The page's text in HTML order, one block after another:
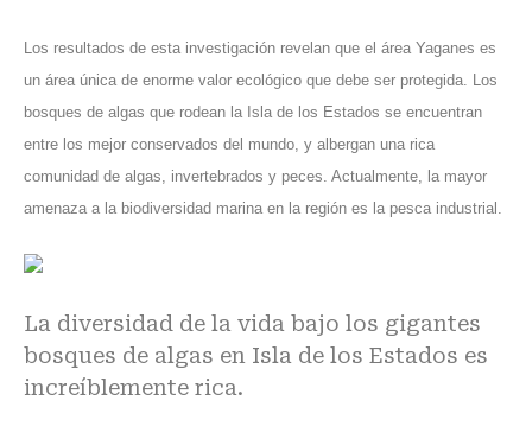
Los resultados de esta investigación revelan que el área Yaganes es
un área única de enorme valor ecológico que debe ser protegida. Los
bosques de algas que rodean la Isla de los Estados se encuentran
entre los mejor conservados del mundo, y albergan una rica
comunidad de algas, invertebrados y peces. Actualmente, la mayor
amenaza a la biodiversidad marina en la región es la pesca industrial.
La diversidad de la vida bajo los gigantes
bosques de algas en Isla de los Estados es
increíblemente rica.